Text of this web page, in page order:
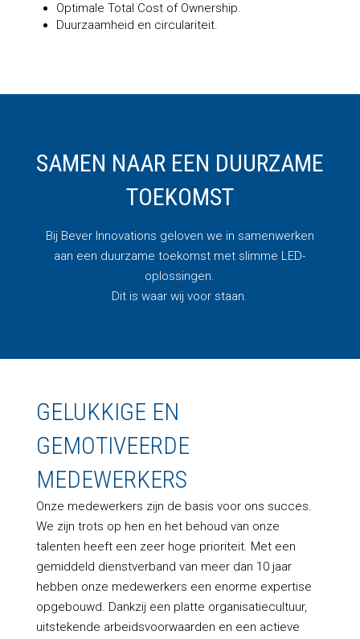
Optimale Total Cost of Ownership.
Duurzaamheid en circulariteit.
SAMEN NAAR EEN DUURZAME
TOEKOMST
Bij Bever Innovations geloven we in samenwerken
aan een duurzame toekomst met slimme LED-
oplossingen.
Dit is waar wij voor staan.
GELUKKIGE EN
GEMOTIVEERDE
MEDEWERKERS
Onze medewerkers zijn de basis voor ons succes.
We zijn trots op hen en het behoud van onze
talenten heeft een zeer hoge prioriteit. Met een
gemiddeld dienstverband van meer dan 10 jaar
hebben onze medewerkers een enorme expertise
opgebouwd. Dankzij een platte organisatiecultuur,
uitstekende arbeidsvoorwaarden en een actieve